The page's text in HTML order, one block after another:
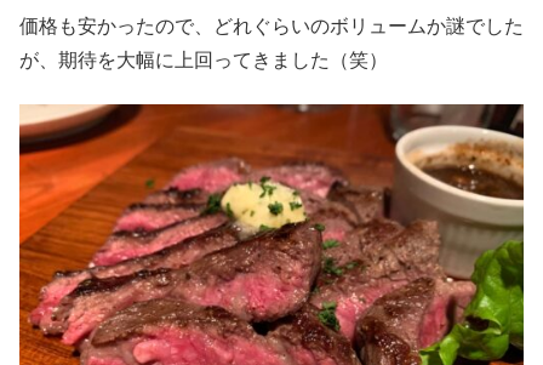
価格も安かったので、どれぐらいのボリュームか謎でした
が、期待を大幅に上回ってきました（笑）